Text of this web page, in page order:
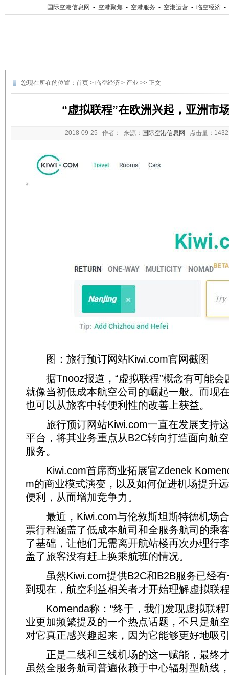
国际空港信息网 - 空港聚焦 - 空港服务 - 空港运营 - 临空经济 -
您现在所在的位置： 首页 > 临空经济 > 产业 >> 正文
“虚拟联程”在欧洲兴起，亚洲市
2018-09-25 作者： 来源： 国际空港信息网 点击量：
图：旅行预订网站Kiwi.com官网截图
据Tnooz报道，“虚拟联程”概念有可能会
就像当初低成本航空公司的崛起一般。而现
也可以从旅客中转便利性的改善上获益。
旅行预订网站Kiwi.com一直在发展支持这
平台，将其业务重点从B2C转向打造面向航
服务。
Kiwi.com首席商业拓展官Zdenek
m的商业模式演变，以及如何促进机场提升
便利，从而增加竞争力。
最近，Kiwi.com与伦敦斯坦斯特德机场合
票行程涵盖了低成本航司和全服务航司的乘
了基础，让他们无需离开航站楼再次办理行
盖了旅客没有赶上换乘航班的情况。
虽然Kiwi.com提供B2C和B2B服务已经有
到现在，航空利益相关者才开始理解虚拟联
Komenda称：“终于，我们发现虚拟联程
业更加频繁提及的一个热点话题，不只是航
对它真正感兴趣起来，因为它能够更好地吸
正是二线和三线机场的这一赋能，最终
虽然全服务航司普遍依赖于中心辐射型航线